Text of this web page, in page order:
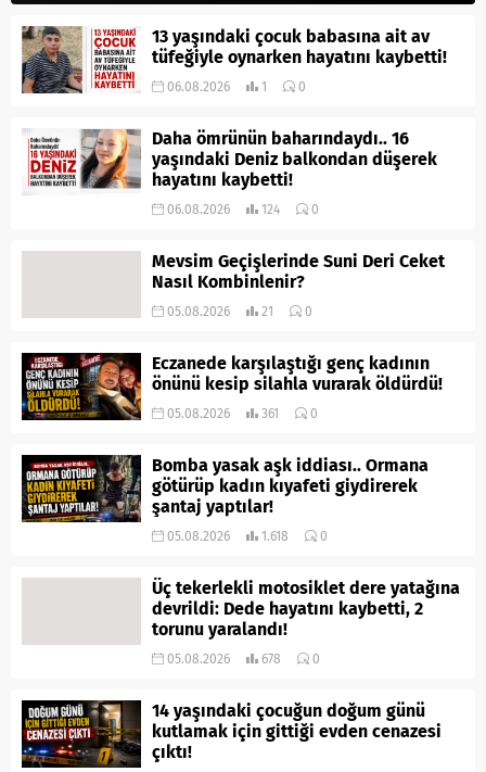
13 yaşındaki çocuk babasına ait av
tüfeğiyle oynarken hayatını kaybetti!
06.08.2026 1 0
Daha ömrünün baharındaydı.. 16
yaşındaki Deniz balkondan düşerek
hayatını kaybetti!
06.08.2026 124 0
Mevsim Geçişlerinde Suni Deri Ceket
Nasıl Kombinlenir?
05.08.2026 21 0
Eczanede karşılaştığı genç kadının
önünü kesip silahla vurarak öldürdü!
05.08.2026 361 0
Bomba yasak aşk iddiası.. Ormana
götürüp kadın kıyafeti giydirerek
şantaj yaptılar!
05.08.2026 1.618 0
Üç tekerlekli motosiklet dere yatağına
devrildi: Dede hayatını kaybetti, 2
torunu yaralandı!
05.08.2026 678 0
14 yaşındaki çocuğun doğum günü
kutlamak için gittiği evden cenazesi
çıktı!